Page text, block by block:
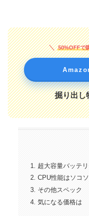
50%OFFで
掘り出し
超大容量バッテ
CPU性能はソコ
その他スペック
気になる価格は